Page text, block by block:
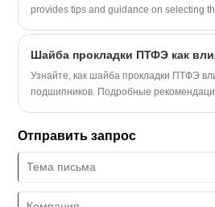
provides tips and guidance on selecting
Узнайте, как шайба прокладки ПТФЭ
подшипников. Подробные
Отправить запрос